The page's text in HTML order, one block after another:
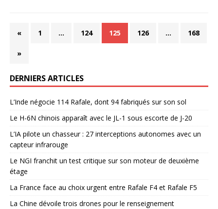
« 1 … 124 125 126 … 168
»
DERNIERS ARTICLES
L’Inde négocie 114 Rafale, dont 94 fabriqués sur son sol
Le H-6N chinois apparaît avec le JL-1 sous escorte de J-20
L’IA pilote un chasseur : 27 interceptions autonomes avec un
capteur infrarouge
Le NGI franchit un test critique sur son moteur de deuxième
étage
La France face au choix urgent entre Rafale F4 et Rafale F5
La Chine dévoile trois drones pour le renseignement